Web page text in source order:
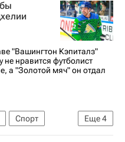
"Вашингтон Кэпиталз"
не нравится футболист
а "Золотой мяч" он отдал
Еще4
Спорт